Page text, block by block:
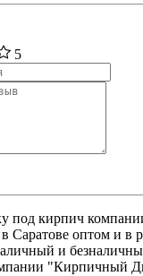
5
под кирпич
Саратове оптом и в
и
"Кирпичный